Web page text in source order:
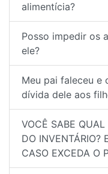
alimentícia?
Posso impedir os
ele?
Meu pai faleceu e
dívida dele aos
VOCÊ SABE QUAL
DO INVENTÁRIO?
CASO EXCEDA O